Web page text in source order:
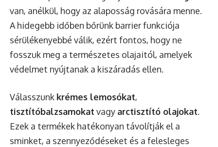
van, anélkül, hogy az alaposság rovására menne.
A hidegebb időben bőrünk barrier funkciója
sérülékenyebbé válik, ezért fontos, hogy ne
fosszuk meg a természetes olajaitól, amelyek
védelmet nyújtanak a kiszáradás ellen.
Válasszunk krémes lemosókat,
tisztítóbalzsamokat vagy arctisztító olajokat.
Ezek a termékek hatékonyan távolítják el a
sminket, a szennyeződéseket és a felesleges